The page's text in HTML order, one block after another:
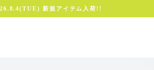
新規アイテム入荷!!